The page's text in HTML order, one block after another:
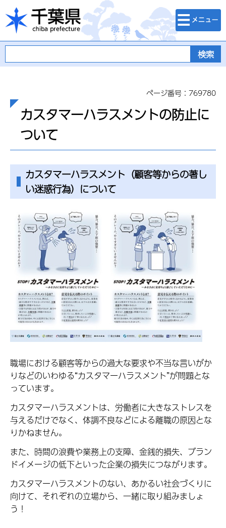
千葉県
検索・メニュ
ー
ページ番号：769780
カスタマーハラスメントの防止に
ついて
カスタマーハラスメント（顧客等からの著し
い迷惑行為）について
職場における顧客等からの過大な要求や不当な言いがか
りなどのいわゆる“カスタマーハラスメント”が問題とな
っています。
カスタマーハラスメントは、労働者に大きなストレスを
与えるだけでなく、体調不良などによる離職の原因とな
りかねません。
また、時間の浪費や業務上の支障、金銭的損失、ブラン
ドイメージの低下といった企業の損失につながります。
カスタマーハラスメントのない、あかるい社会づくりに
向けて、それぞれの立場から、一緒に取り組みましょ
う！